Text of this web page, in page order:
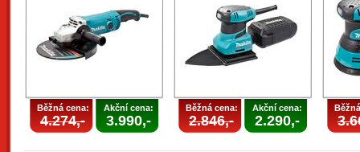
Běžná cena:
4.274,-
Akční cena:
3.990,-
Běžná cena:
2.846,-
Akční cena:
2.290,-